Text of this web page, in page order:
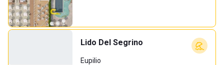
Lido Del Segrino
Eupilio